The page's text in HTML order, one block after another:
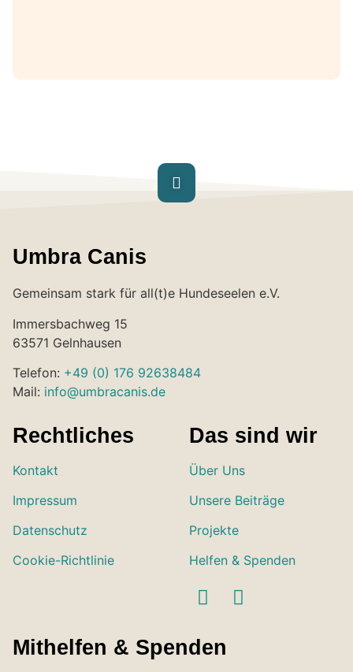
Umbra Canis
Gemeinsam stark für all(t)e Hundeseelen e.V.
Immersbachweg 15
63571 Gelnhausen
Telefon: +49 (0) 176 92638484
Mail: info@umbracanis.de
Rechtliches
Kontakt
Impressum
Datenschutz
Cookie-Richtlinie
Das sind wir
Über Uns
Unsere Beiträge
Projekte
Helfen & Spenden
Mithelfen & Spenden